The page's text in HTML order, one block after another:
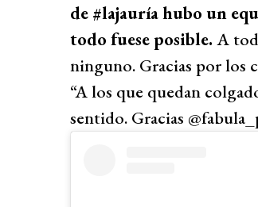
de #lajauría hubo un
todo fuese posible. A
ninguno. Gracias por los
“A los que quedan
sentido. Gracias